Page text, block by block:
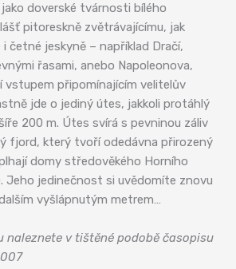
doverské tvárnosti bílého
pitoreskně zvětrávajícímu, jak
četné jeskyně – například Dračí,
řasami, anebo Napoleonova,
vstupem připomínajícím velitelův
jde o jediný útes, jakkoli protáhlý
200 m. Útes svírá s pevninou záliv
fjord, který tvoří odedávna přirozený
domy středověkého Horního
Jeho jedinečnost si uvědomíte znovu
vyšlápnutým metrem…
naleznete v tištěné podobě časopisu